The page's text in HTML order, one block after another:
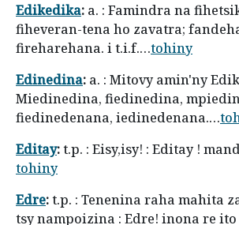
Edikedika: a. : Famindra na
fiheveran-tena ho zavatra;
fireharehana. i t.i.f.…tohiny
Edinedina: a. : Mitovy amin'ny
Miedinedina, fiedinedina,
fiedinedenana, iedinedenana.…
Editay:t.p. : Eisy,isy! : Editay !
tohiny
Edre:t.p. : Tenenina raha mahita
tsy nampoizina : Edre! inona re